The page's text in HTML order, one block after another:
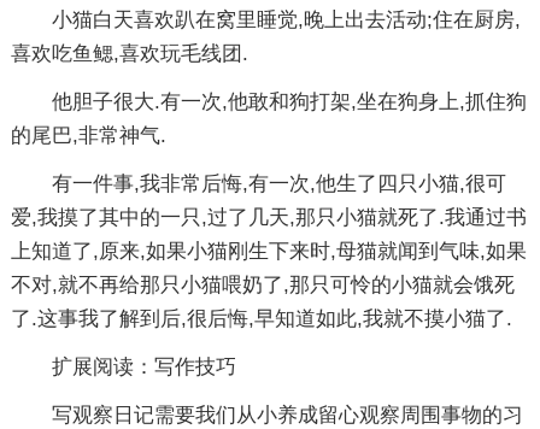
小猫白天喜欢趴在窝里睡觉,晚上出去活动;住在厨房,
喜欢吃鱼鳃,喜欢玩毛线团.
他胆子很大.有一次,他敢和狗打架,坐在狗身上,抓住狗
的尾巴,非常神气.
有一件事,我非常后悔,有一次,他生了四只小猫,很可
爱,我摸了其中的一只,过了几天,那只小猫就死了.我通过书
上知道了,原来,如果小猫刚生下来时,母猫就闻到气味,如果
不对,就不再给那只小猫喂奶了,那只可怜的小猫就会饿死
了.这事我了解到后,很后悔,早知道如此,我就不摸小猫了.
扩展阅读：写作技巧
写观察日记需要我们从小养成留心观察周围事物的习